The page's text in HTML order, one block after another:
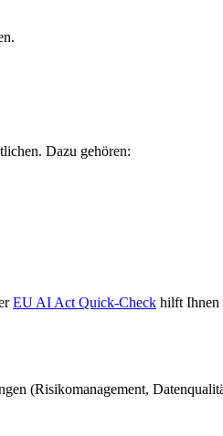
Dazu gehören:
EU AI Act Quick-Check hilft Ihnen
(Risikomanagement,